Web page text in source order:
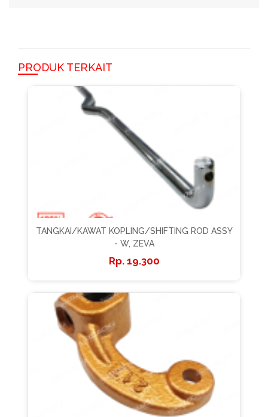
PRODUK TERKAIT
TANGKAI/KAWAT KOPLING/SHIFTING ROD ASSY
- W, ZEVA
19.300